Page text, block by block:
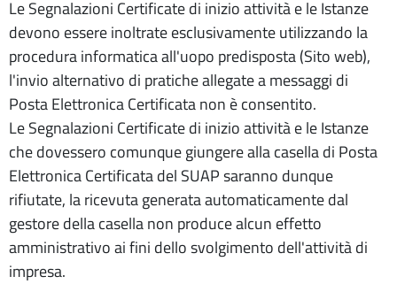
Le Segnalazioni Certificate di inizio attività e le Istanze
devono essere inoltrate esclusivamente utilizzando la
procedura informatica all'uopo predisposta (Sito web),
l'invio alternativo di pratiche allegate a messaggi di
Posta Elettronica Certificata non è consentito.
Le Segnalazioni Certificate di inizio attività e le Istanze
che dovessero comunque giungere alla casella di Posta
Elettronica Certificata del SUAP saranno dunque
rifiutate, la ricevuta generata automaticamente dal
gestore della casella non produce alcun effetto
amministrativo ai fini dello svolgimento dell'attività di
impresa.